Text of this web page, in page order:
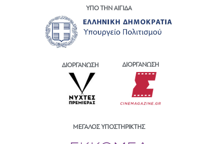
ΥΠΟ ΤΗΝ ΑΙΓΙΔΑ
ΔΙΟΡΓΑΝΩΣΗ ΔΙΟΡΓΑΝΩΣΗ
ΜΕΓΑΛΟΣ ΥΠΟΣΤΗΡΙΚΤΗΣ